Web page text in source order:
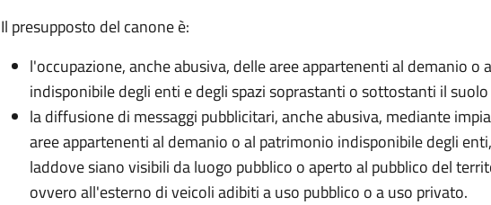
Il presupposto del canone è:
l'occupazione, anche abusiva, delle aree appartenenti al demanio o
indisponibile degli enti e degli spazi soprastanti o sottostanti il
la diffusione di messaggi pubblicitari, anche abusiva, mediante
aree appartenenti al demanio o al patrimonio indisponibile degli
laddove siano visibili da luogo pubblico o aperto al pubblico del
ovvero all'esterno di veicoli adibiti a uso pubblico o a uso privato.